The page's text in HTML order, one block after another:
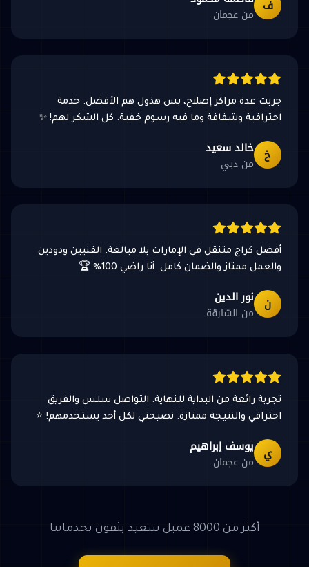
ف من عجمان
جربت عدة مراكز إصلاح، بس هذول هم الأفضل. خدمة
احترافية وشفافة وما فيه رسوم خفية. كل الشكر لهم! ✨
خ خالد سعيد
من دبي
أفضل كراج متنقل في الإمارات بلا مبالغة. الفنيين ودودين
والعمل ممتاز والضمان كامل. أنا راضي 100% 🏆
ن نور الدين
من الشارقة
تجربة رائعة من البداية للنهاية. التواصل سلس والفريق
احترافي والنتيجة ممتازة. نصيحتي لكل أحد يستخدمهم! ⭐
ي يوسف إبراهيم
من عجمان
أكثر من 8000 عميل سعيد يثقون بخدماتنا